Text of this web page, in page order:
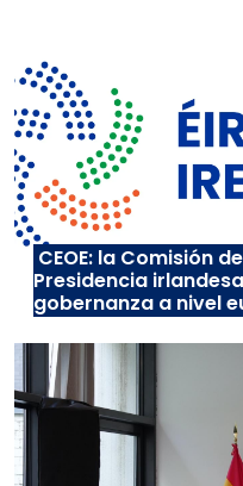
CEOE: la Comisión
Presidencia
gobernanza a nivel